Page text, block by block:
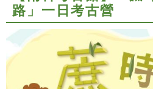
路」一日考古營